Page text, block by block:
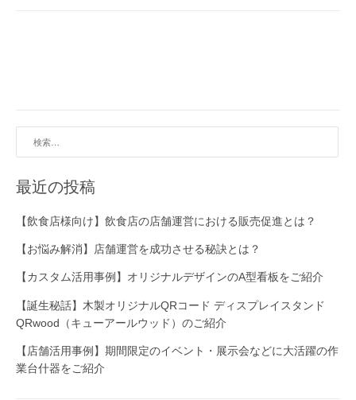
ョ
ン
最近の投稿
【飲食店様向け】飲食店の店舗運営における販売促進とは？
【お悩み解消】店舗運営を成功させる秘訣とは？
【カスタム活用事例】オリジナルデザインのA型看板をご紹介
【誕生秘話】木製オリジナルQRコード ディスプレイスタンド
QRwood（キューアールウッド）のご紹介
【店舗活用事例】期間限定のイベント・展示会などに大活躍の作
業台什器をご紹介